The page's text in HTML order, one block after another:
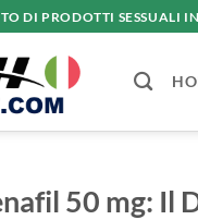
DI PRODOTTI SESSUALI
50 mg: Il